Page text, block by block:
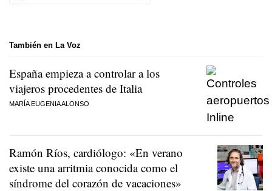
También en La Voz
España empieza a controlar a los
viajeros procedentes de Italia
MARÍA EUGENIA ALONSO
Ramón Ríos, cardiólogo: «En verano
existe una arritmia conocida como el
síndrome del corazón de vacaciones»